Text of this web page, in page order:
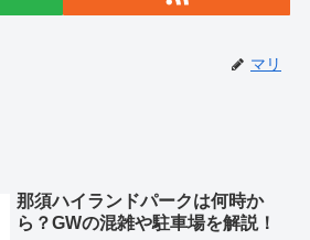
マリ
那須ハイランドパークは何時か
ら？GWの混雑や駐車場を解説！